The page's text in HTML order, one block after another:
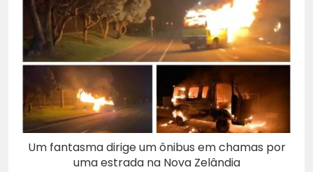
Um fantasma dirige um ônibus em chamas por
uma estrada na Nova Zelândia